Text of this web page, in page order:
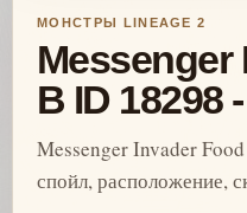
МОНСТРЫ LINEAGE 2
Messenger
B ID 18298
Messenger Invader
спойл, расположение,